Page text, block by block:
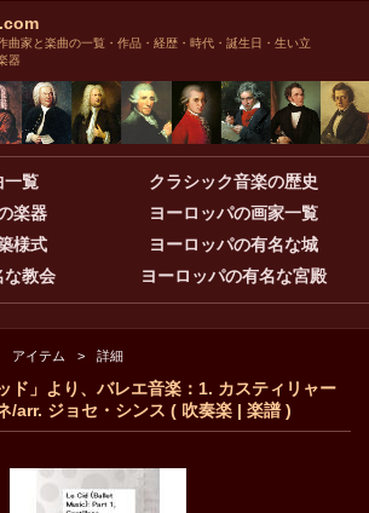
曲家と楽曲の一覧・作品・経歴・時代・誕生日・生い立
器
一覧
クラシック音楽の歴史
楽器
ヨーロッパの画家一覧
様式
ヨーロッパの有名な城
な教会
ヨーロッパの有名な宮殿
アイテム 詳細
ド」より、バレエ音楽：1. カスティリャー
/arr. ジョセ・シンス ( 吹奏楽 | 楽譜 )